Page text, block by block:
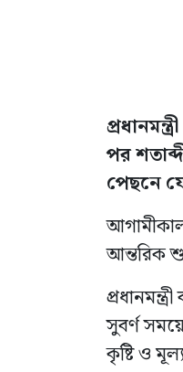
পর
পেছনে
আন্তরিক
সুবর্ণ
কৃষ্টি ও